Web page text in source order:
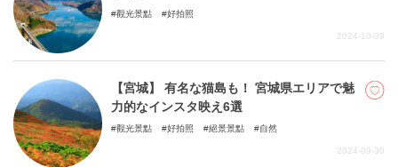
USD
關於DEEPLOG
隐私政策
觀光景點 好拍照
2024-10-09
【宮城】 有名な猫島も！ 宮城県エリアで魅
力的なインスタ映え6選
觀光景點 好拍照 絕景景點 自然
2024-09-30